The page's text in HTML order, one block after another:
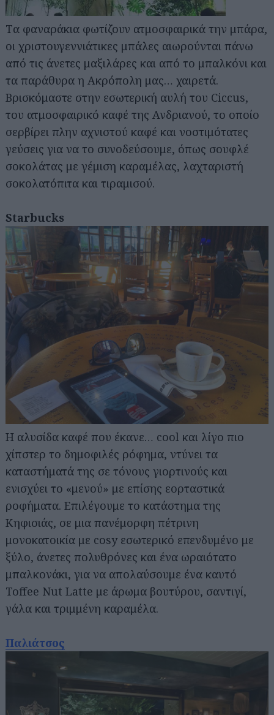
Tα φαναράκια φωτίζουν ατμοσφαιρικά την μπάρα,
οι χριστουγεννιάτικες μπάλες αιωρούνται πάνω
από τις άνετες μαξιλάρες και από το μπαλκόνι και
τα παράθυρα η Ακρόπολη μας… χαιρετά.
Βρισκόμαστε στην εσωτερική αυλή του Ciccus,
του ατμοσφαιρικό καφέ της Ανδριανού, το οποίο
σερβίρει πλην αχνιστού καφέ και νοστιμότατες
γεύσεις για να το συνοδεύσουμε, όπως σουφλέ
σοκολάτας με γέμιση καραμέλας, λαχταριστή
σοκολατόπιτα και τιραμισού.
Starbucks
H αλυσίδα καφέ που έκανε… cool και λίγο πιο
χίπστερ το δημοφιλές ρόφημα, ντύνει τα
καταστήματά της σε τόνους γιορτινούς και
ενισχύει το «μενού» με επίσης εορταστικά
ροφήματα. Επιλέγουμε το κατάστημα της
Κηφισιάς, σε μια πανέμορφη πέτρινη
μονοκατοικία με cosy εσωτερικό επενδυμένο με
ξύλο, άνετες πολυθρόνες και ένα ωραιότατο
μπαλκονάκι, για να απολαύσουμε ένα καυτό
Toffee Nut Latte με άρωμα βουτύρου, σαντιγί,
γάλα και τριμμένη καραμέλα.
Παλιάτσος
Αναζήτηση